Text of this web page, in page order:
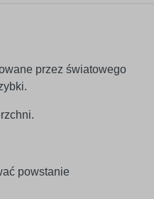
przez światowego
powstanie